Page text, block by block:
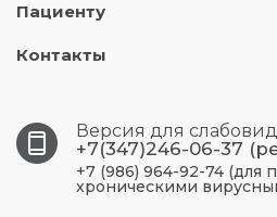
Пациенту
Контакты
Версия для
+7(347)246-06-37
+7 (986) 964-92-74 (для
хроническими